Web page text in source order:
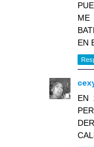
EN
EN